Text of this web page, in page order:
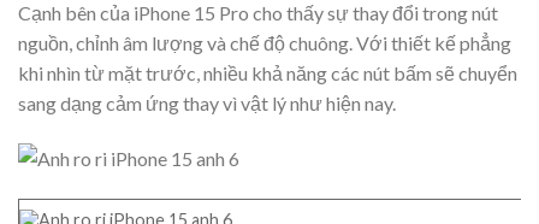
Cạnh bên của iPhone 15 Pro cho thấy sự thay đổi trong nút
nguồn, chỉnh âm lượng và chế độ chuông. Với thiết kế phẳng
khi nhìn từ mặt trước, nhiều khả năng các nút bấm sẽ chuyển
sang dạng cảm ứng thay vì vật lý như hiện nay.